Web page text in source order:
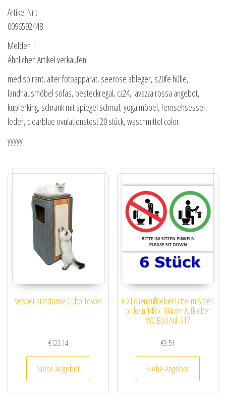
Artikel Nr.:
0096592448
Melden |
Ähnlichen Artikel verkaufen
medispirant, alter fotoapparat, seerose ableger, s20fe hülle,
landhausmöbel sofas, besteckregal, cz24, lavazza rossa angebot,
kupferking, schrank mit spiegel schmal, yoga möbel, fernsehsessel
leder, clearblue ovulationstest 20 stück, waschmittel color
yyyyy
Vesper Kratztonne Cubo Tower
€123.14
Siehe Angebot
6 X Folienaufkleber Bitte im Sitzen
pinkeln 148 x 104mm Aufkleber
WC Bad Auf-517
€9.51
Siehe Angebot